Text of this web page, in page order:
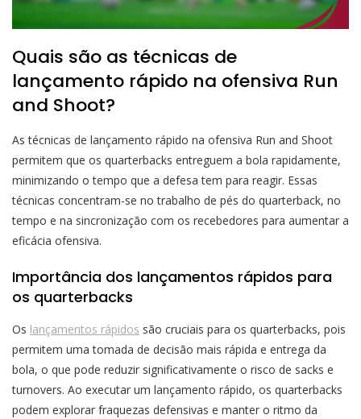
Quais são as técnicas de
lançamento rápido na ofensiva Run
and Shoot?
As técnicas de lançamento rápido na ofensiva Run and Shoot
permitem que os quarterbacks entreguem a bola rapidamente,
minimizando o tempo que a defesa tem para reagir. Essas
técnicas concentram-se no trabalho de pés do quarterback, no
tempo e na sincronização com os recebedores para aumentar a
eficácia ofensiva.
Importância dos lançamentos rápidos para
os quarterbacks
Os lançamentos rápidos são cruciais para os quarterbacks, pois
permitem uma tomada de decisão mais rápida e entrega da
bola, o que pode reduzir significativamente o risco de sacks e
turnovers. Ao executar um lançamento rápido, os quarterbacks
podem explorar fraquezas defensivas e manter o ritmo da